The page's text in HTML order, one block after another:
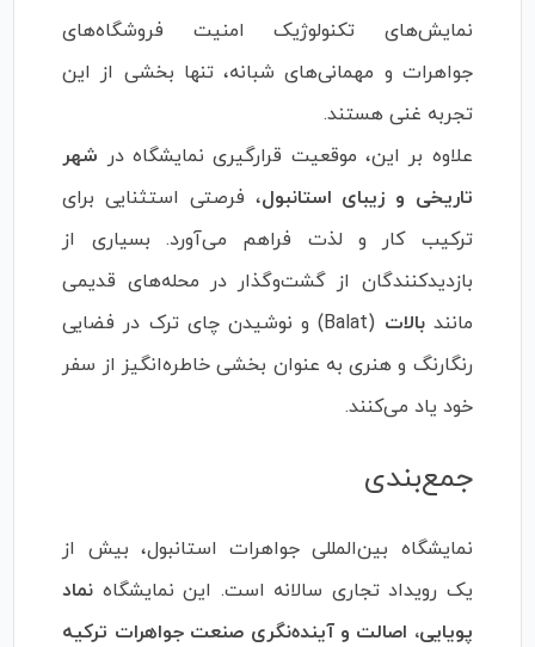
نمایش‌های تکنولوژیک امنیت فروشگاه‌های
جواهرات و مهمانی‌های شبانه، تنها بخشی از این
تجربه غنی هستند.
علاوه بر این، موقعیت قرارگیری نمایشگاه در شهر
تاریخی و زیبای استانبول، فرصتی استثنایی برای
ترکیب کار و لذت فراهم می‌آورد. بسیاری از
بازدیدکنندگان از گشت‌وگذار در محله‌های قدیمی
مانندبالات
(Balat) و نوشیدن چای ترک در فضایی
رنگارنگ و هنری به عنوان بخشی خاطره‌انگیز از سفر
خود یاد می‌کنند.
جمع‌بندی
نمایشگاه بین‌المللی جواهرات استانبول، بیش از
یک رویداد تجاری سالانه است. این نمایشگاه نماد
پویایی، اصالت و آینده‌نگری صنعت جواهرات ترکیه